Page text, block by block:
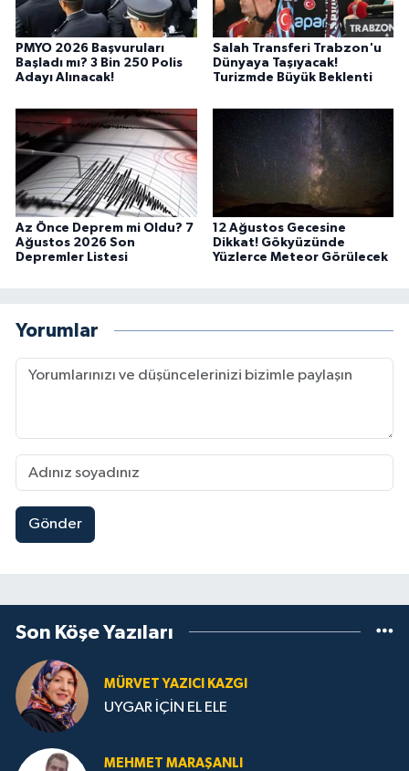
PMYO 2026 Başvuruları
Başladı mı? 3 Bin 250 Polis
Adayı Alınacak!
Salah Transferi Trabzon'u
Dünyaya Taşıyacak!
Turizmde Büyük Beklenti
Az Önce Deprem mi Oldu? 7
Ağustos 2026 Son
Depremler Listesi
12 Ağustos Gecesine
Dikkat! Gökyüzünde
Yüzlerce Meteor Görülecek
Yorumlar
Gönder
Son Köşe Yazıları
MÜRVET YAZICI KAZGI
UYGAR İÇİN EL ELE
MEHMET MARAŞANLI